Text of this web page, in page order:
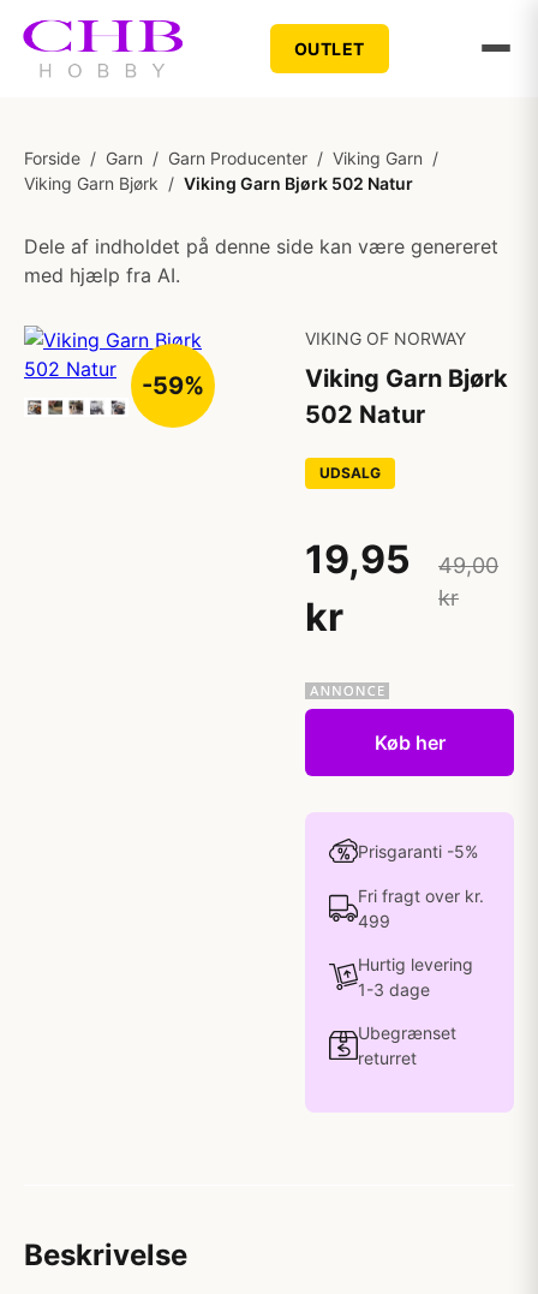
OUTLET
Forside / Garn / Garn Producenter / Viking Garn /
Viking Garn Bjørk / Viking Garn Bjørk 502 Natur
Dele af indholdet på denne side kan være genereret
med hjælp fra AI.
-59%
VIKING OF NORWAY
Viking Garn Bjørk
502 Natur
UDSALG
19,95
kr
49,00
kr
Køb her
Prisgaranti -5%
Fri fragt over kr.
499
Hurtig levering
1-3 dage
Ubegrænset
returret
Beskrivelse